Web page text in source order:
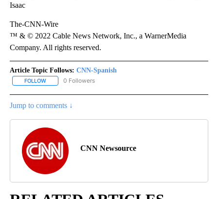
Isaac
The-CNN-Wire
™ & © 2022 Cable News Network, Inc., a WarnerMedia
Company. All rights reserved.
Article Topic Follows: CNN-Spanish
FOLLOW FOLLOW "CNN-SPANISH" TO RECEIVE NOTIFICATIONS ABOUT
0 Followers
Jump to comments ↓
CNN Newsource